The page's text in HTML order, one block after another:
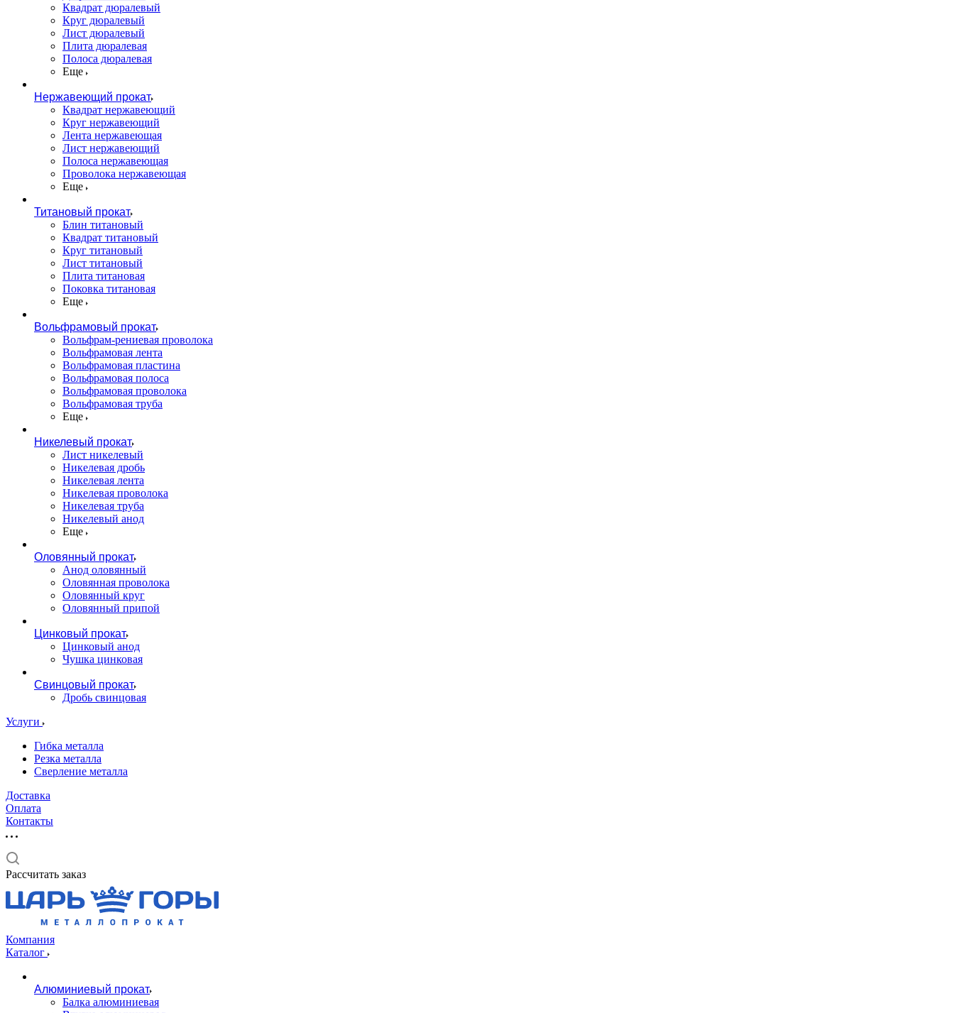
Квадрат дюралевый
Круг дюралевый
Лист дюралевый
Плита дюралевая
Полоса дюралевая
Еще
Нержавеющий прокат
Квадрат нержавеющий
Круг нержавеющий
Лента нержавеющая
Лист нержавеющий
Полоса нержавеющая
Проволока нержавеющая
Еще
Титановый прокат
Блин титановый
Квадрат титановый
Круг титановый
Лист титановый
Плита титановая
Поковка титановая
Еще
Вольфрамовый прокат
Вольфрам-рениевая проволока
Вольфрамовая лента
Вольфрамовая пластина
Вольфрамовая полоса
Вольфрамовая проволока
Вольфрамовая труба
Еще
Никелевый прокат
Лист никелевый
Никелевая дробь
Никелевая лента
Никелевая проволока
Никелевая труба
Никелевый анод
Еще
Оловянный прокат
Анод оловянный
Оловянная проволока
Оловянный круг
Оловянный припой
Цинковый прокат
Цинковый анод
Чушка цинковая
Свинцовый прокат
Дробь свинцовая
Услуги
Гибка металла
Резка металла
Сверление металла
Доставка
Оплата
Контакты
Рассчитать заказ
Компания
Каталог
Алюминиевый прокат
Балка алюминиевая